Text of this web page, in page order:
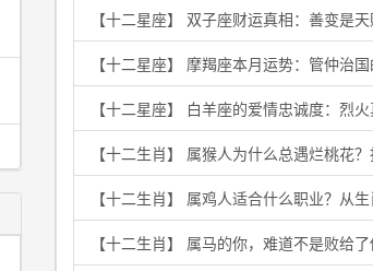
【十二星座】 双子座财运真相：善变是
【十二星座】 摩羯座本月运势：管仲治
【十二星座】 白羊座的爱情忠诚度：烈
【十二生肖】 属猴人为什么总遇烂桃花
【十二生肖】 属鸡人适合什么职业？从
【十二生肖】 属马的你，难道不是败给